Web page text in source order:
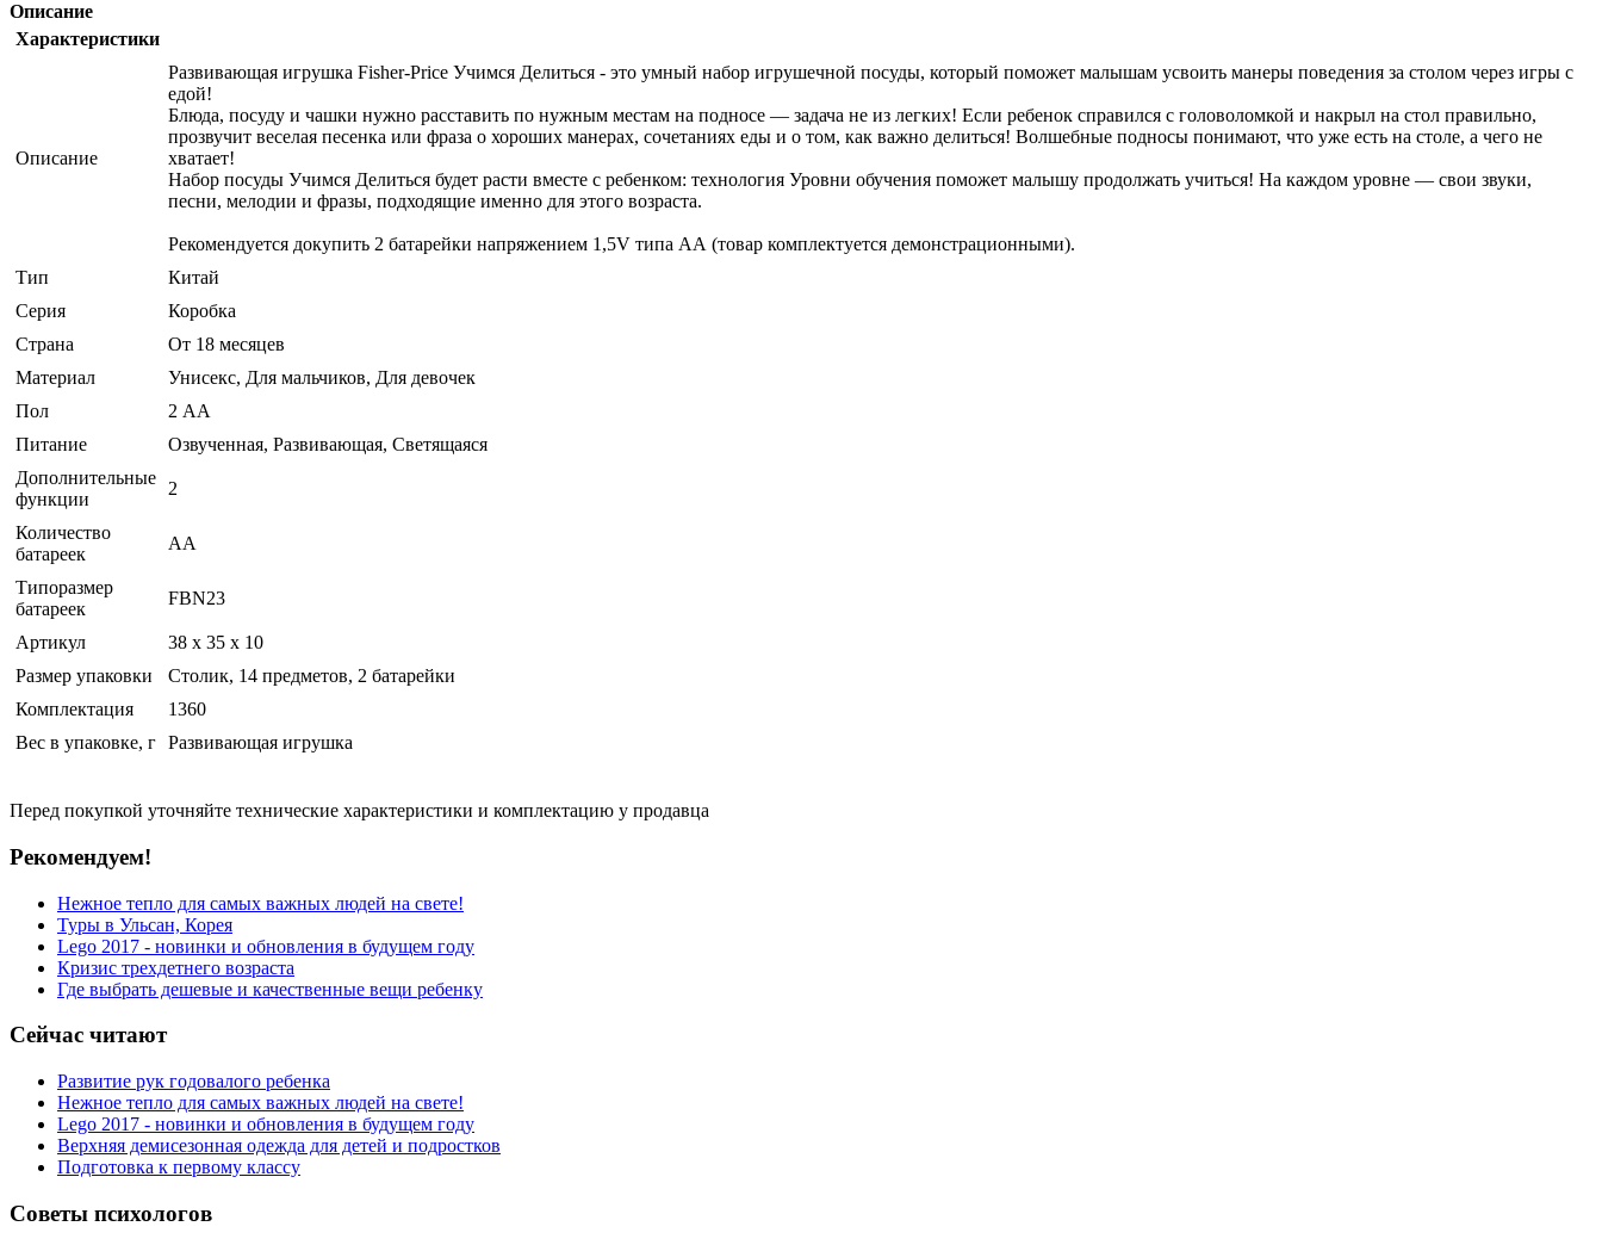
Описание
Характеристики
Описание
Развивающая игрушка Fisher-Price Учимся Делиться - это умный набор игрушечной посуды, который поможет малышам усвоить манеры поведения за столом через игры с
едой!
Блюда, посуду и чашки нужно расставить по нужным местам на подносе — задача не из легких! Если ребенок справился с головоломкой и накрыл на стол правильно,
прозвучит веселая песенка или фраза о хороших манерах, сочетаниях еды и о том, как важно делиться! Волшебные подносы понимают, что уже есть на столе, а чего не
хватает!
Набор посуды Учимся Делиться будет расти вместе с ребенком: технология Уровни обучения поможет малышу продолжать учиться! На каждом уровне — свои звуки,
песни, мелодии и фразы, подходящие именно для этого возраста.
Рекомендуется докупить 2 батарейки напряжением 1,5V типа АА (товар комплектуется демонстрационными).
Тип
Китай
Серия
Коробка
Страна
От 18 месяцев
Материал
Унисекс, Для мальчиков, Для девочек
Пол
2 АА
Питание
Озвученная, Развивающая, Светящаяся
Дополнительные
функции
2
Количество
батареек
AA
Типоразмер
батареек
FBN23
Артикул
38 x 35 x 10
Размер упаковки
Столик, 14 предметов, 2 батарейки
Комплектация
1360
Вес в упаковке, г Развивающая игрушка
Перед покупкой уточняйте технические характеристики и комплектацию у продавца
Рекомендуем!
Нежное тепло для самых важных людей на свете!
Туры в Ульсан, Корея
Lego 2017 - новинки и обновления в будущем году
Кризис трехдетнего возраста
Где выбрать дешевые и качественные вещи ребенку
Сейчас читают
Развитие рук годовалого ребенка
Нежное тепло для самых важных людей на свете!
Lego 2017 - новинки и обновления в будущем году
Верхняя демисезонная одежда для детей и подростков
Подготовка к первому классу
Советы психологов